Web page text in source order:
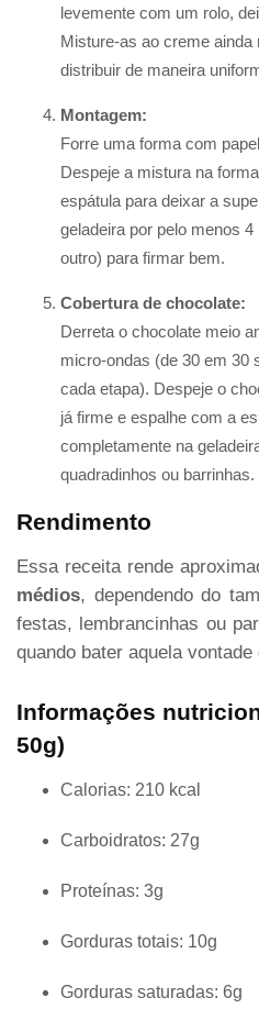
levemente com um rolo,
Misture-as ao creme
distribuir de maneira
Montagem:
Forre uma forma com
Despeje a mistura na
espátula para deixar a
geladeira por pelo menos
outro) para firmar bem.
Cobertura de chocolate:
Derreta o chocolate meio
micro-ondas (de 30 em 30
cada etapa). Despeje o
já firme e espalhe com a
completamente na
quadradinhos ou barrinhas.
Rendimento
Essa receita rende
médios, dependendo do
festas, lembrancinhas ou
quando bater aquela
Informações
50g)
Calorias: 210 kcal
Carboidratos: 27g
Proteínas: 3g
Gorduras totais: 10g
Gorduras saturadas: 6g